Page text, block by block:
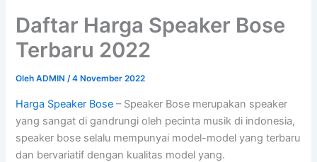
Daftar Harga Speaker Bose
Terbaru 2022
OlehADMIN/4 November 2022
Harga Speaker Bose – Speaker Bose merupakan speaker
yang sangat di gandrungi oleh pecinta musik di indonesia,
speaker bose selalu mempunyai model-model yang terbaru
dan bervariatif dengan kualitas model yang.